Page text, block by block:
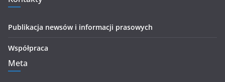
Publikacja newsów i informacji prasowych
Współpraca
Meta